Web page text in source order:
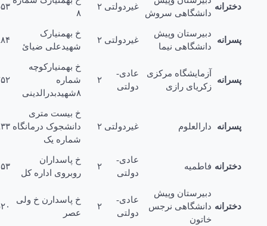
دانشگاهی سروش
غیردولتی ۲
۸
۲۴۴۸۵۵۳
دبیرستان وپیش
دانشگاهی نیما
غیردولتی ۲
خ بهمنیارک
شهیدعلی ضیائ
۲۴۷۴۸۸۴
آزمایشگاه مرکزى
زکریاى رازى
عادی-
دولتی
۲
خ بهمنیارکوچه
شماره
دارالعلوم غیردولتی ۲
خ بیست مترى
دانشجوک درمانگاه
شماره یک
۲۷۱۳۹۳۳
فاطمیه ۲
خ پاسداران
روبروى اداره کل
۲۷۱۶۴۵۳
دبیرستان وپیش
دانشگاهی نرجس
عادی-
دولتی
۲
خ پاسدارن خ ولی
عصر
۲۷۱۶۵۲۰